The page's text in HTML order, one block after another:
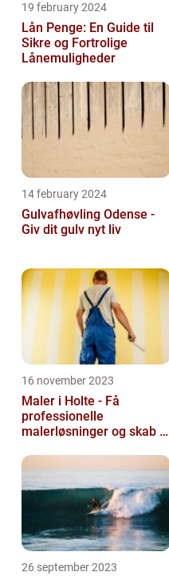
19 february 2024
Lån Penge: En Guide til
Sikre og Fortrolige
Lånemuligheder
14 february 2024
Gulvafhøvling Odense -
Giv dit gulv nyt liv
16 november 2023
Maler i Holte - Få
professionelle
malerløsninger og skab et
26 september 2023